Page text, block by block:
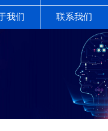
我们 联系我们